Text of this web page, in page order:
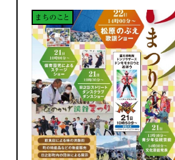
まちのこと